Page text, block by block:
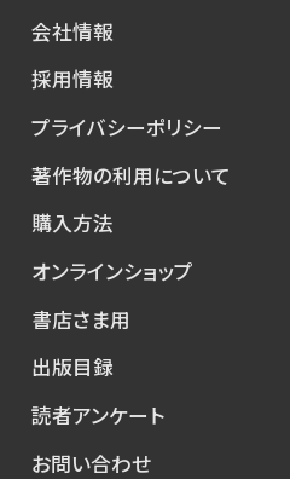
会社情報
採用情報
プライバシーポリシー
著作物の利用について
購入方法
オンラインショップ
書店さま用
出版目録
読者アンケート
お問い合わせ